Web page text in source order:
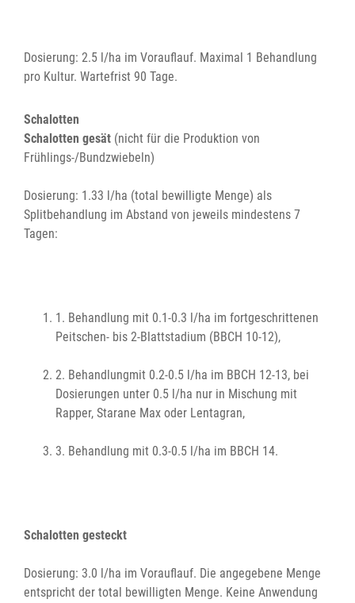
Dosierung: 2.5 l/ha im Vorauflauf. Maximal 1 Behandlung
pro Kultur. Wartefrist 90 Tage.
Schalotten
Schalotten gesät (nicht für die Produktion von
Frühlings-/Bundzwiebeln)
Dosierung: 1.33 l/ha (total bewilligte Menge) als
Splitbehandlung im Abstand von jeweils mindestens 7
Tagen:
1. Behandlung mit 0.1-0.3 l/ha im fortgeschrittenen
Peitschen- bis 2-Blattstadium (BBCH 10-12),
2. Behandlungmit 0.2-0.5 l/ha im BBCH 12-13, bei
Dosierungen unter 0.5 l/ha nur in Mischung mit
Rapper, Starane Max oder Lentagran,
3. Behandlung mit 0.3-0.5 l/ha im BBCH 14.
Schalotten gesteckt
Dosierung: 3.0 l/ha im Vorauflauf. Die angegebene Menge
entspricht der total bewilligten Menge. Keine Anwendung